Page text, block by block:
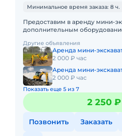
Минимальное время заказа: 8 ч.
Предоставим в аренду мини-
дополнительным
часов работы + 1 час
Другие объявления
Аренда мини-
2 000 ₽ час
Аренда мини-
2 000 ₽ час
Показать еще 5 из 7
2 250 ₽
Позвонить Заказать